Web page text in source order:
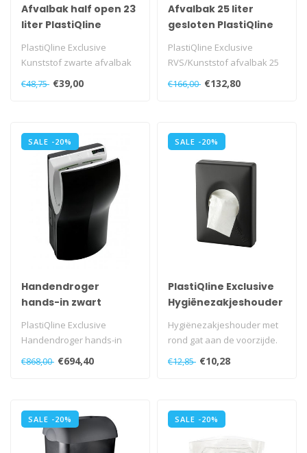
Afvalbak half open 23
liter PlastiQline
PlastiQline Exclusive
Kunststof zwarte afvalbak
€48,75 €39,00
Afvalbak 25 liter
gesloten PlastiQline
PlastiQline Exclusive
RVS/Kunststof afvalbak 25
€166,00 €132,80
SALE -20%
Handendroger
hands-in zwart
PlastiQline Exclusive
PlastiQline Exclusive
Handendroger hands-in
zwart automatisch, PQ14AZ..
€868,00 €694,40
SALE -20%
PlastiQline Exclusive
Hygiënezakjeshouder
Hygiënezakjeshouder met
rond gat aan de voorzijde.
Voor wandmontage...
€12,85 €10,28
SALE -20% SALE -20%